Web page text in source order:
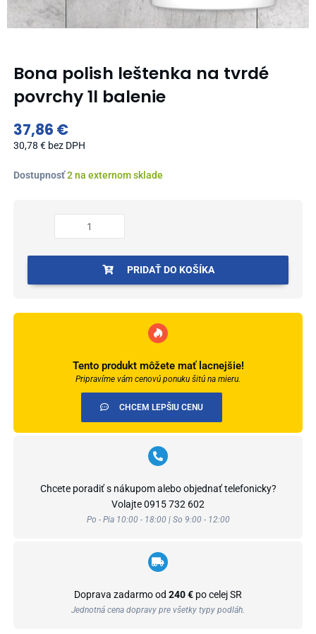
Bona polish leštenka na tvrdé
povrchy 1l balenie
37,86 €
30,78 € bez DPH
Dostupnosť2 na externom sklade
množstvo
1l
PRIDAŤ DO KOŠÍKA
Tento produkt môžete mať lacnejšie!
Pripravíme vám cenovú ponuku šitú na mieru.
CHCEM LEPŠIU CENU
Chcete poradiť s nákupom alebo objednať telefonicky?
Volajte0915 732 602
Po - Pia 10:00 - 18:00 | So 9:00 - 12:00
Doprava zadarmo od 240 € po celej SR
Jednotná cena dopravy pre všetky typy podláh.